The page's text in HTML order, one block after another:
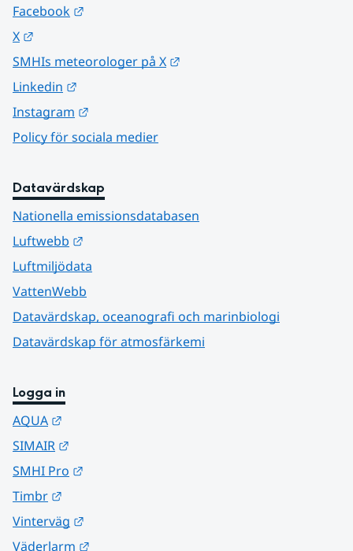
Facebook
X
SMHIs meteorologer på X
Linkedin
Instagram
Policy för sociala medier
Datavärdskap
Nationella emissionsdatabasen
Luftwebb
Luftmiljödata
VattenWebb
Datavärdskap, oceanografi och marinbiologi
Datavärdskap för atmosfärkemi
Logga in
AQUA
SIMAIR
SMHI Pro
Timbr
Vinterväg
Väderlarm